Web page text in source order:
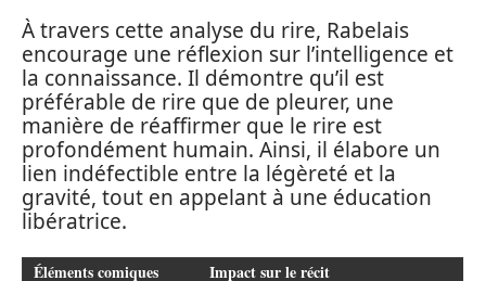
À travers cette analyse du rire, Rabelais
encourage une réflexion sur l’intelligence et
la connaissance. Il démontre qu’il est
préférable de rire que de pleurer, une
manière de réaffirmer que le rire est
profondément humain. Ainsi, il élabore un
lien indéfectible entre la légèreté et la
gravité, tout en appelant à une éducation
libératrice.
Éléments comiques Impact sur le récit